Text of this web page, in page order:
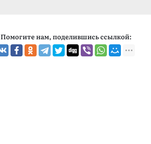
Помогите нам, поделившись ссылкой: